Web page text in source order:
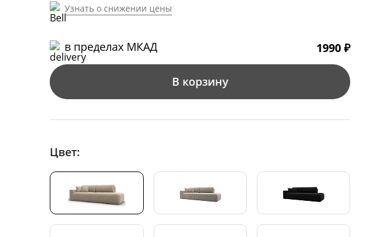
Узнать о снижении цены
в пределах МКАД 1990 ₽
В корзину
Цвет: